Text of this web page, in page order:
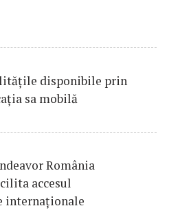
disponibile prin
sa mobilă
România
accesul
internaţionale